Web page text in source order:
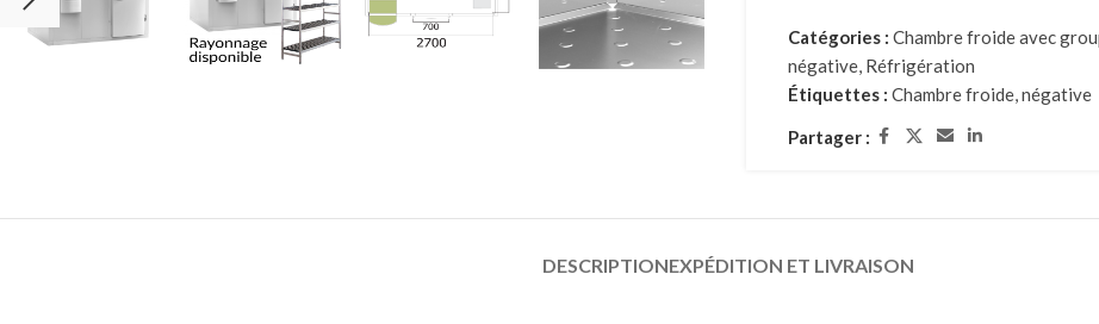
Catégories : Chambre froide avec
négative, Réfrigération
Étiquettes : Chambre froide,négative
Partager :
DESCRIPTIONEXPÉDITION ET LIVRAISON